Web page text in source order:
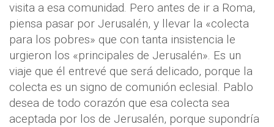
visita a esa comunidad. Pero antes de ir a Roma,
piensa pasar por Jerusalén, y llevar la «colecta
para los pobres» que con tanta insistencia le
urgieron los «principales de Jerusalén». Es un
viaje que él entrevé que será delicado, porque la
colecta es un signo de comunión eclesial. Pablo
desea de todo corazón que esa colecta sea
aceptada por los de Jerusalén, porque supondría